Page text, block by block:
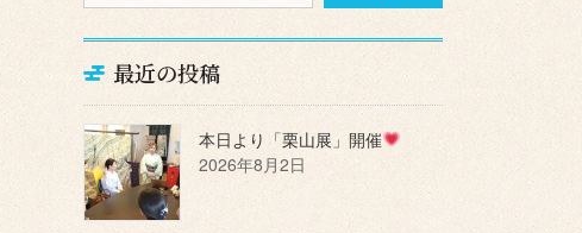
最近の投稿
本日より「栗山展」開催
2026年8月2日